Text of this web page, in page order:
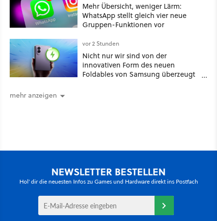
Mehr Übersicht, weniger Lärm:
WhatsApp stellt gleich vier neue
Gruppen-Funktionen vor
vor 2 Stunden
Nicht nur wir sind von der
innovativen Form des neuen
Foldables von Samsung überzeugt
mehr anzeigen
NEWSLETTER BESTELLEN
Hol' dir die neuesten Infos zu Games und Hardware direkt ins Postfach